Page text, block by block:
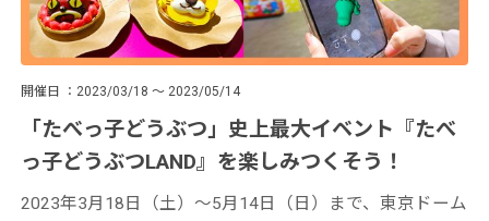
開催日 2023/03/18 ～ 2023/05/14
「たべっ子どうぶつ」史上最大イベント『たべ
っ子どうぶつLAND』を楽しみつくそう！
2023年3月18日（土）〜5月14日（日）まで、東京ドーム